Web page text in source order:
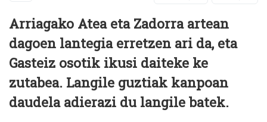
Arriagako Atea eta Zadorra artean
dagoen lantegia erretzen ari da, eta
Gasteiz osotik ikusi daiteke ke
zutabea. Langile guztiak kanpoan
daudela adierazi du langile batek.